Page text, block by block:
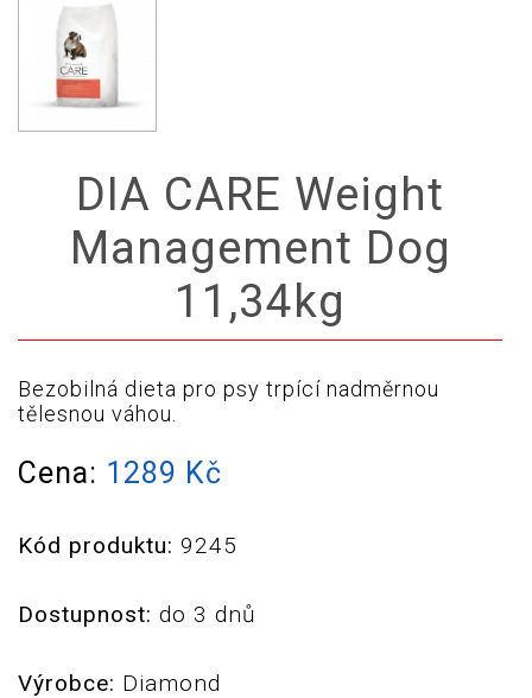
DIA CARE Weight
Management Dog
11,34kg
Bezobilná dieta pro psy trpící nadměrnou
tělesnou váhou.
Cena: 1289 Kč
Kód produktu: 9245
Dostupnost: do 3 dnů
Výrobce: Diamond